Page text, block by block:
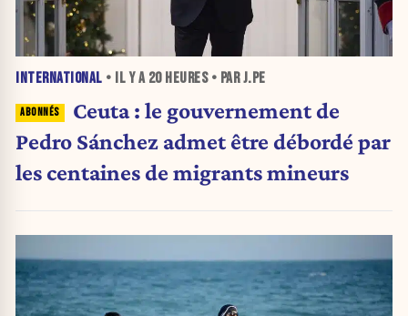
INTERNATIONAL • IL Y A 20 HEURES• PAR J.PE
Ceuta : le gouvernement de
Pedro Sánchez admet être débordé par
les centaines de migrants mineurs